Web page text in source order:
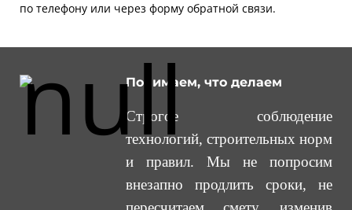
по телефону или через форму обратной связи.
Понимаем, что делаем
Строгое соблюдение
технологий, строительных норм
и правил. Мы не попросим
внезапно продлить сроки, не